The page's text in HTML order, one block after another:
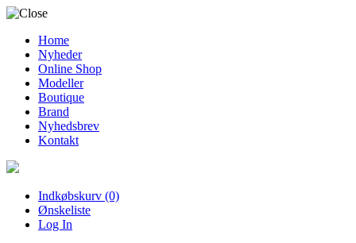
Home
Nyheder
Online Shop
Modeller
Boutique
Brand
Nyhedsbrev
Kontakt
Indkøbskurv (0)
Ønskeliste
Log In